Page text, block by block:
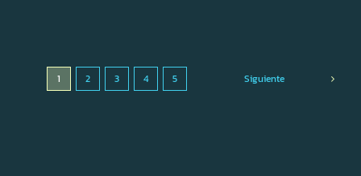
1 2 3 4 5 Siguiente